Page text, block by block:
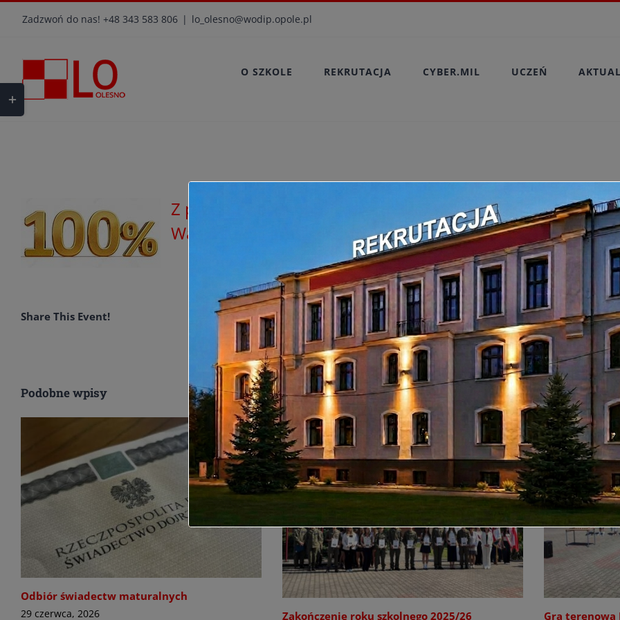
Zadzwoń do nas! +48 343 583 806 | lo_olesno@wodip.opole.pl
O SZKOLE REKRUTACJA CYBER.MIL UCZEŃ
Z przyjemnością informujemy, że wszyscy nasi tegoroczni
Was dumni i gratulujemy Wam serdecznie!
Share This Event!
Podobne wpisy
Odbiór świadectw maturalnych
29 czerwca, 2026 Zakończenie roku szkolnego 2025/26 Gra terenowa
Toggle
Sliding